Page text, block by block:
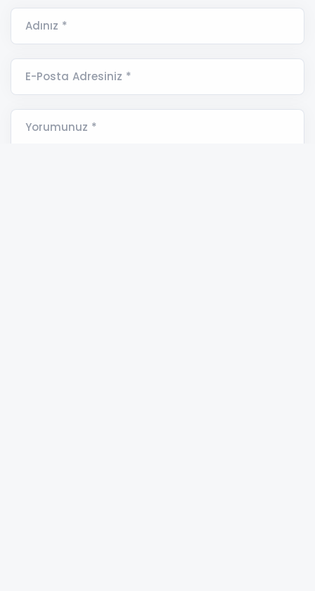
Adınız *
E-Posta Adresiniz *
Yorumunuz *